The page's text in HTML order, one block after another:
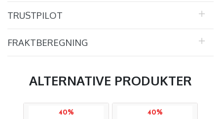
TRUSTPILOT
FRAKTBEREGNING
ALTERNATIVE PRODUKTER
40% 40%